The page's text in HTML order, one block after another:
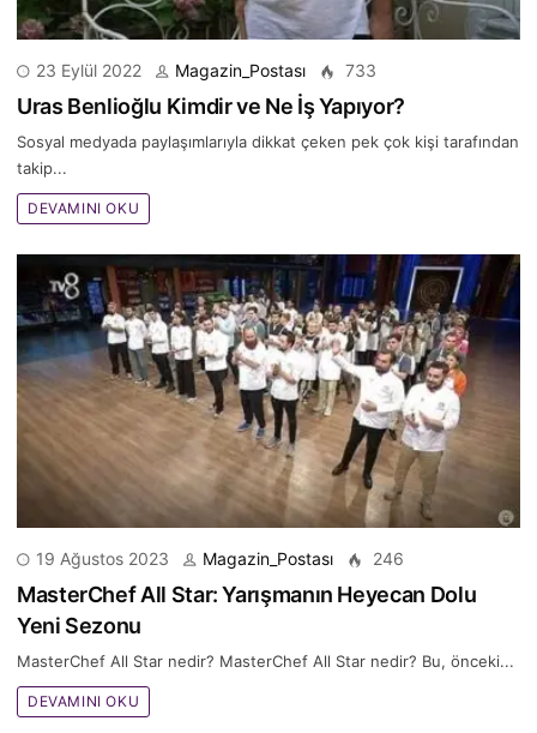
23 Eylül 2022 Magazin_Postası 733
Uras Benlioğlu Kimdir ve Ne İş Yapıyor?
Sosyal medyada paylaşımlarıyla dikkat çeken pek çok kişi tarafından
takip...
DEVAMINI OKU
19 Ağustos 2023 Magazin_Postası 246
MasterChef All Star: Yarışmanın Heyecan Dolu
Yeni Sezonu
MasterChef All Star nedir? MasterChef All Star nedir? Bu, önceki...
DEVAMINI OKU